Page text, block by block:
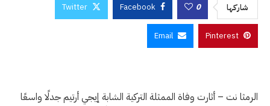
شاركها 0
Facebook
Twitter
Pinterest
Email
الرمثا نت – أثارت وفاة الممثلة التركية الشابة إيجي أرتيم جدلًا واسعًا